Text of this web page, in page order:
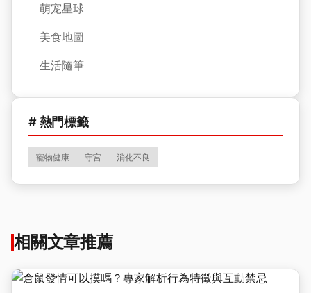
萌宠星球
美食地圖
生活隨筆
# 熱門標籤
寵物健康 守宮 消化不良
相關文章推薦